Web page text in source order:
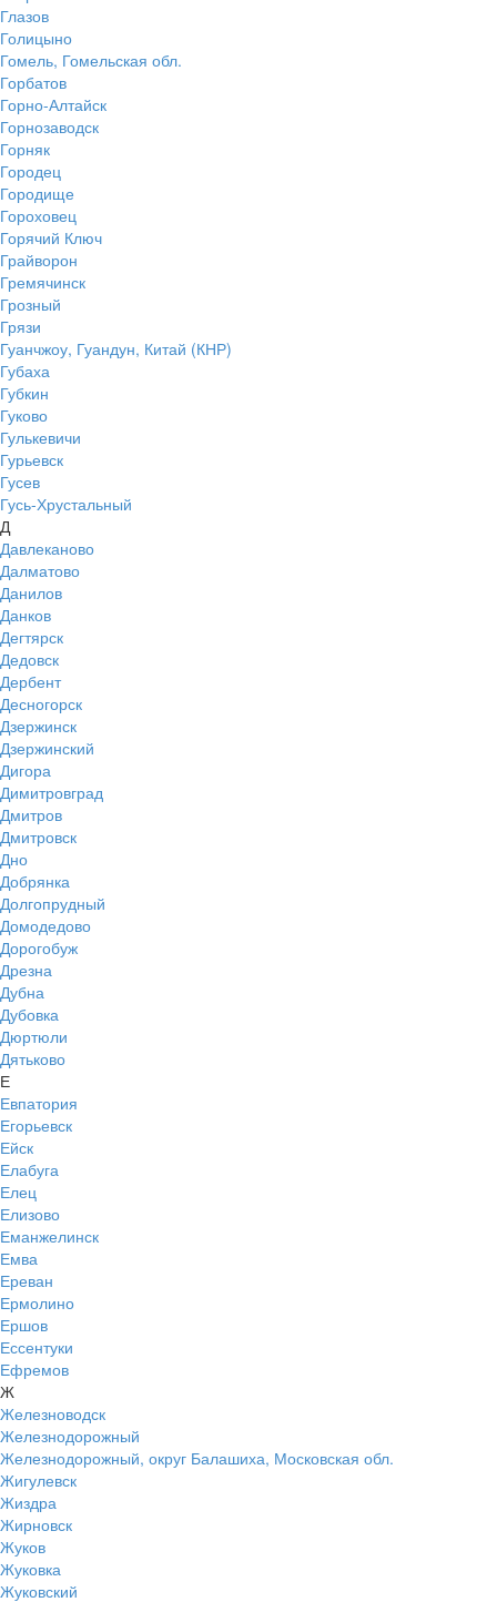
Глазов
Голицыно
Гомель, Гомельская обл.
Горбатов
Горно-Алтайск
Горнозаводск
Горняк
Городец
Городище
Гороховец
Горячий Ключ
Грайворон
Гремячинск
Грозный
Грязи
Гуанчжоу, Гуандун, Китай (КНР)
Губаха
Губкин
Гуково
Гулькевичи
Гурьевск
Гусев
Гусь-Хрустальный
Д
Давлеканово
Далматово
Данилов
Данков
Дегтярск
Дедовск
Дербент
Десногорск
Дзержинск
Дзержинский
Дигора
Димитровград
Дмитров
Дмитровск
Дно
Добрянка
Долгопрудный
Домодедово
Дорогобуж
Дрезна
Дубна
Дубовка
Дюртюли
Дятьково
Е
Евпатория
Егорьевск
Ейск
Елабуга
Елец
Елизово
Еманжелинск
Емва
Ереван
Ермолино
Ершов
Ессентуки
Ефремов
Ж
Железноводск
Железнодорожный
Железнодорожный, округ Балашиха, Московская обл.
Жигулевск
Жиздра
Жирновск
Жуков
Жуковка
Жуковский